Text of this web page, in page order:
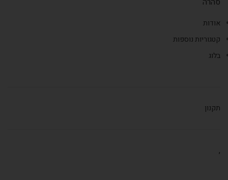
אודות
קטגוריות נוספות
בלוג
תקנון
,